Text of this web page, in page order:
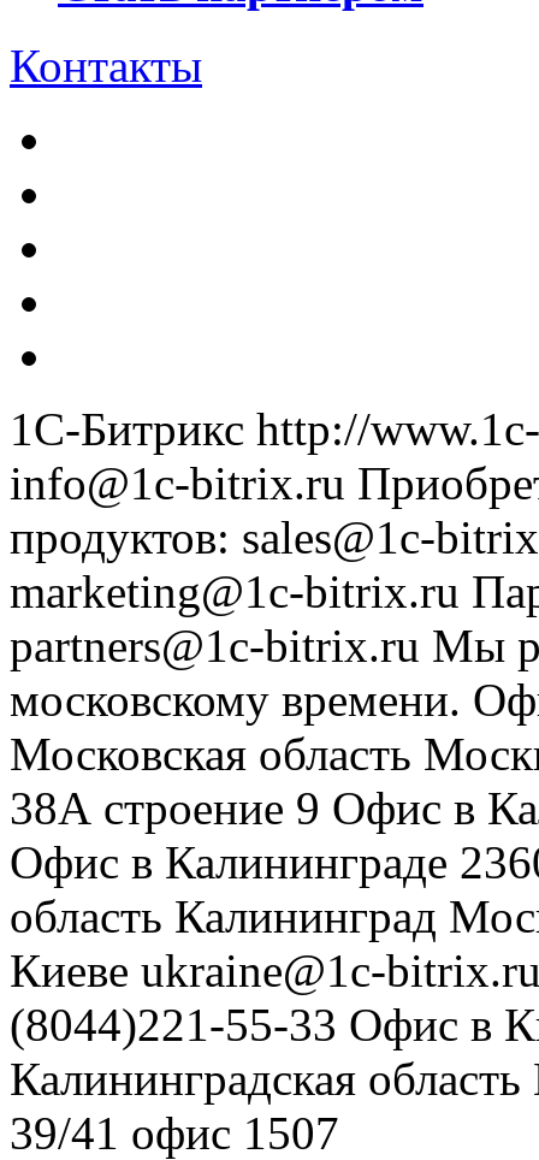
Контакты
1С-Битрикс http://
info@1c-bitrix.ru
продуктов: sales@1c-
marketing@1c-bitrix.ru
partners@1c-bitrix.ru Мы
московскому времени.
Московская область
38А строение 9 Офис в
Офис в Калининграде
область Калининград
Киеве ukraine@1c-
(8044)221-55-33 Офис в
Калининградская область
39/41 офис 1507